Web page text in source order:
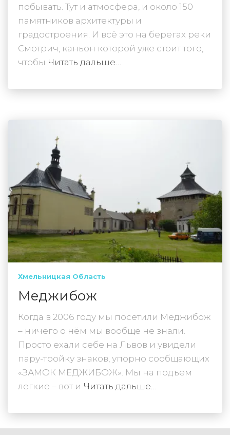
побывать. Тут и атмосфера, и около 150
памятников архитектуры и
градостроения. И всё это на берегах реки
Смотрич, каньон которой уже стоит того,
чтобы Читать дальше…
Хмельницкая Область
Меджибож
Когда в 2006 году мы посетили Меджибож
– ничего о нём мы вообще не знали.
Просто ехали себе на Львов и увидели
пару-тройку знаков, упорно сообщающих
«ЗАМОК МЕДЖИБОЖ». Мы на подъем
легкие – вот и Читать дальше…